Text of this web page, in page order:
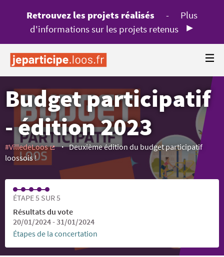
Retrouvez les projets réalisés -
Plus
d'informations sur les projets retenus
Budget participatif
- édition 2023
#VilledeLoos
Deuxième édition du budget participatif
loossois !
ÉTAPE 5 SUR 5
Résultats du vote
20/01/2024 - 31/01/2024
Étapes de la concertation